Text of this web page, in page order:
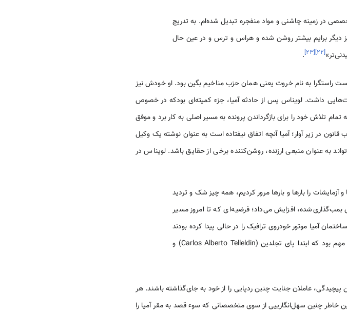
در زمینه چاشنی و مواد منفجره تبدیل شده‌ام. به تدریج
دیگر برایم بیشتر روشن شده و هراس و ترس و در عین حال
[۲۲]
[۲۳]
.
به نام خروت یعنی همان حزب مناخیم بگین بود. او خودش نیز
داشت. لویناس پس از حادثه آمیا، جزء کمیته‌ای بودکه در خصوص
تحقیقات را شروع کردند. او در سال ۱۹۹۷ پس از این‌که تمام تلاش خود را برای بازگرداندن پرونده به مسیر اصلی به کار برد و موفق
در زیر آوار؛ آمیا آنچه اتفاق نیفتاده است به عنوان نوشته یک وکیل
به عنوان منبعی ارزنده، روشن‌کننده برخی از حقایق باشد. لویناس در
را بارها و بارها مرور کردیم، همه چیز شک و تردید
افزایش می‌داد؛ فرضیه‌ای که تا امروز مسیر
آمیا موتور خودروی ترافیک را در حالی پیدا کرده بودند
که شماره موتورکاملا خوانا بود. این یکی از نشانه‌های بسیار مهم بود که ابتدا پای تجلدین (Carlos Alberto Telleldin) و
عاملان جنایت چنین ردپایی را از خود به جای‌گذاشته باشند. هر
خاطر چنین سهل‌انگارییی از سوی متخصصانی که سوء قصد به مقر آمیا را